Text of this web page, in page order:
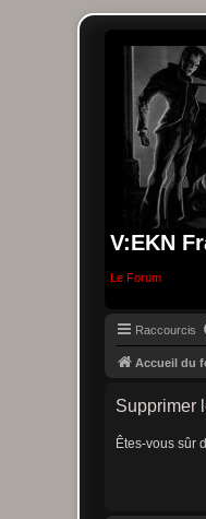
V:EKN
Le Forum
Raccourcis
Accueil du
Supprimer
Êtes-vous sûr